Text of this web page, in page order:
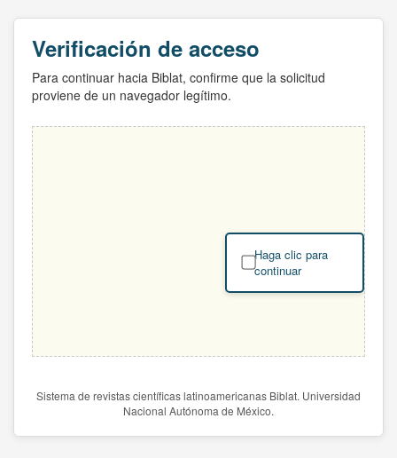
Verificación de acceso
Para continuar hacia Biblat, confirme que la solicitud
proviene de un navegador legítimo.
Haga clic para
continuar
Sistema de revistas científicas latinoamericanas Biblat. Universidad
Nacional Autónoma de México.